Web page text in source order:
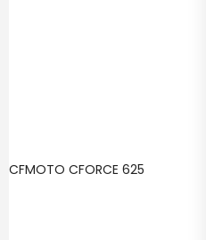
CFMOTO CFORCE 625